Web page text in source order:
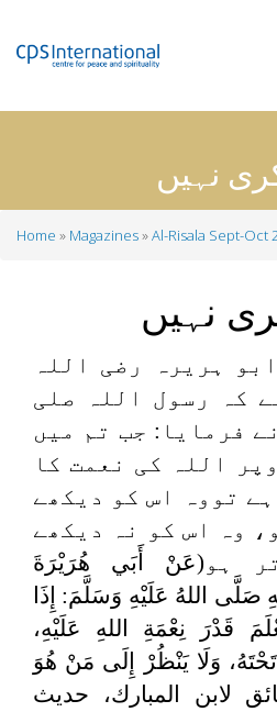
نہیں
Home Magazines Al-Risala Sept-Oct
نہیں
ہریرہ رضی اللہ
کہ رسول اللہ صلی
فرمایا: جب تم میں
اللہ کی نعمت کا
تووہ اس کو دیکھے
وہ اس کو نہ دیکھے
ہو(عَنْ أَبَي هُرَيْرَةَ
اللهُ عَلَيْهِ وَسَلَّمَ: إِذَا
قَدْرَ نِعْمَةِ اللهِ عَلَيْهِ،
وَلَا يَنْظُرْ إِلَى مَنْ هُوَ
لابن المبارك، حدیث